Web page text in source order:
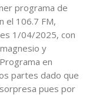
programa de
el 106.7 FM,
1/04/2025, con
y
en
partes dado que
pues por